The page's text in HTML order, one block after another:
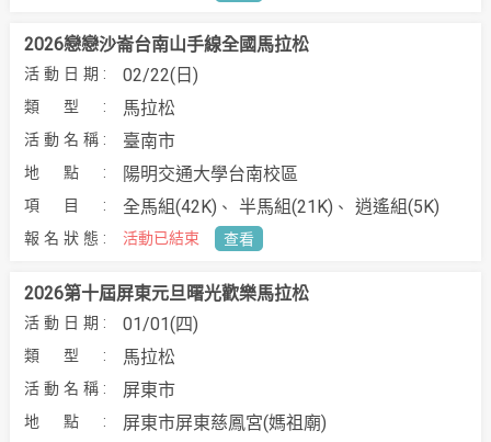
02/22(日)
馬拉松
臺南市
2026戀戀沙崙台南山手線全國馬拉松
陽明交通大學台南校區
全馬組(42K)
半馬組(21K) 逍遙組(5K)
活動已結束 查看
01/01(四)
馬拉松
屏東市
2026第十屆屏東元旦曙光歡樂馬拉松
屏東市屏東慈鳳宮(媽祖廟)